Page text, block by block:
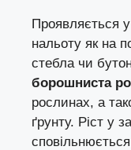
Проявляється у
нальоту як на
стебла чи
борошниста
рослинах, а
ґрунту. Ріст у